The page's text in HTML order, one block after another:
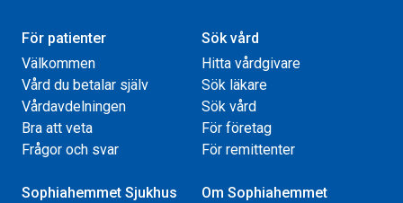
För patienter
Välkommen
Vård du betalar själv
Vårdavdelningen
Bra att veta
Frågor och svar
Sök vård
Hitta vårdgivare
Sök läkare
Sök vård
För företag
För remittenter
Sophiahemmet Sjukhus
Om Sophiahemmet